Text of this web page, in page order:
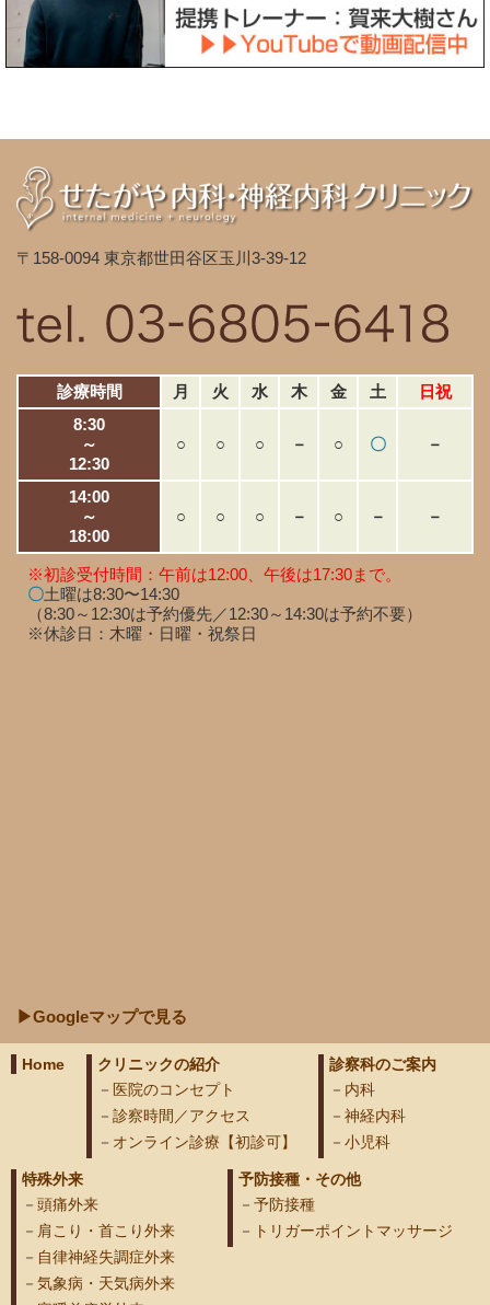
〒158-0094 東京都世田谷区玉川3-39-12
診療時間 月 火 水 木 金 土
日祝
8:30
～
12:30
○ ○ ○ － ○ 〇 －
14:00
～
18:00
○ ○ ○ － ○ － －
※初診受付時間：午前は12:00、午後は17:30まで。
〇土曜は8:30〜14:30
（8:30～12:30は予約優先／12:30～14:30は予約不要）
※休診日：木曜・日曜・祝祭日
▶Googleマップで見る
Home
クリニックの紹介
医院のコンセプト
診察時間／アクセス
オンライン診療【初診可】
診察科のご案内
内科
神経内科
小児科
特殊外来
頭痛外来
肩こり・首こり外来
自律神経失調症外来
気象病・天気病外来
予防接種・その他
予防接種
トリガーポイントマッサージ